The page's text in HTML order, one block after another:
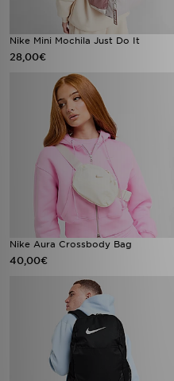
Nike Mini Mochila Just Do It
28,00€
Nike Aura Crossbody Bag
40,00€